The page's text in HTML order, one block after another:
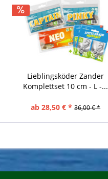
Lieblingsköder Zander
Komplettset 10 cm - L -...
ab 28,50 € * 36,00 € *